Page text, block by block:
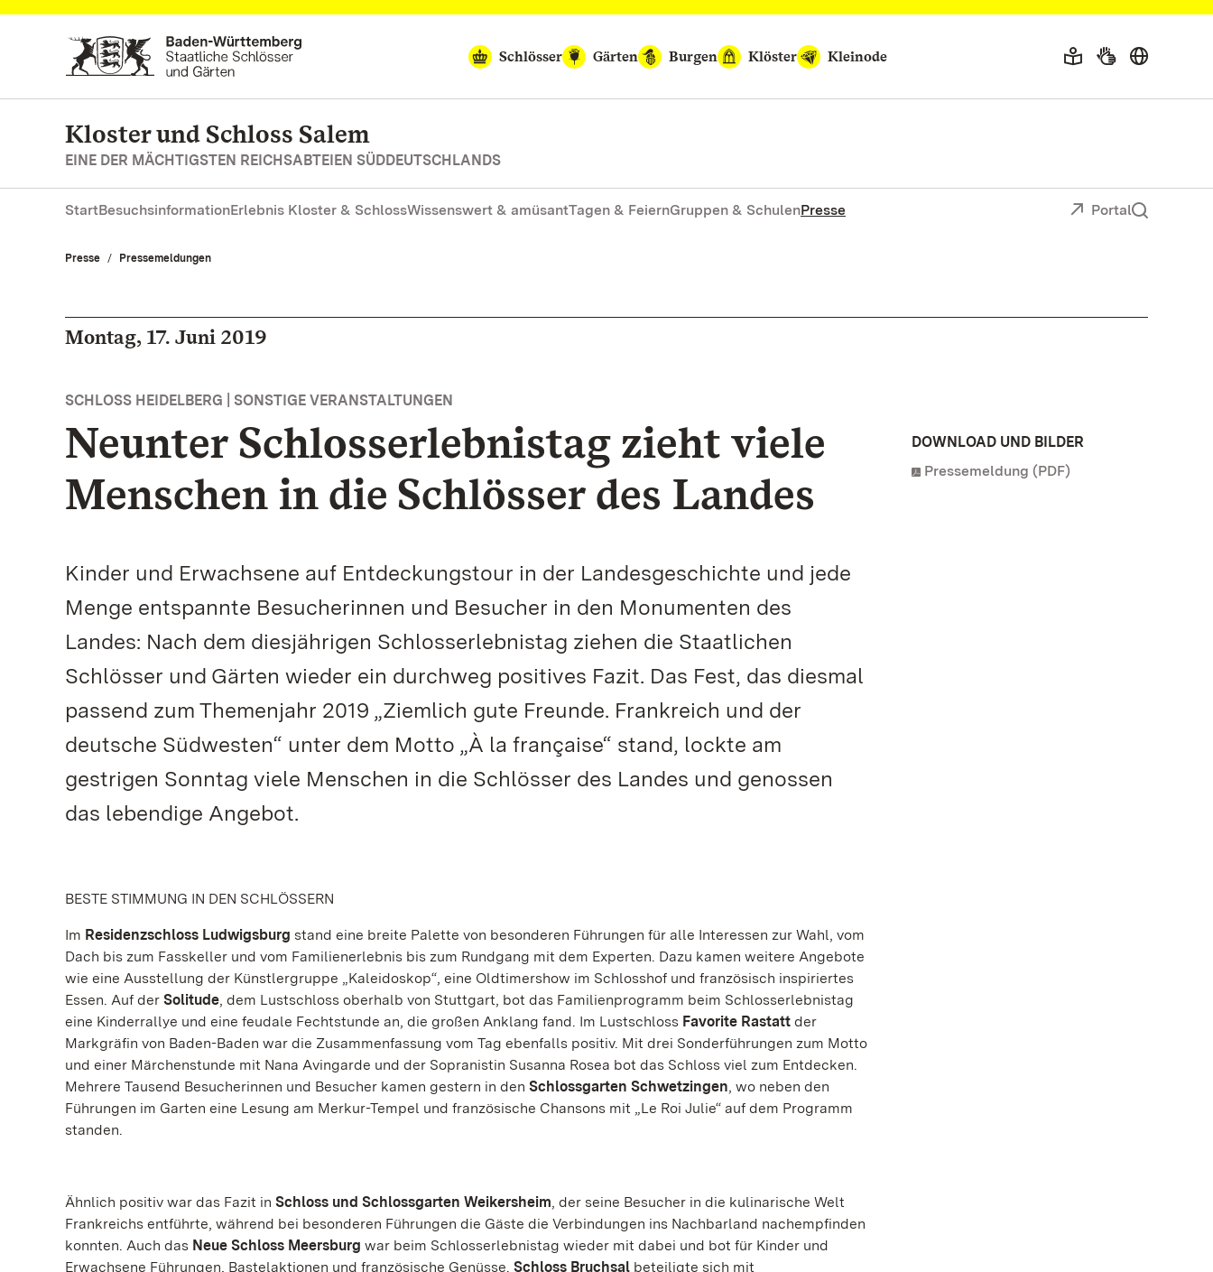
Zum Hauptinhalt springen
Schlösser
Gärten Burgen Klöster Kleinode
Kloster und Schloss Salem
EINE DER MÄCHTIGSTEN REICHSABTEIEN SÜDDEUTSCHLANDS
StartBesuchsinformationErlebnis Kloster & SchlossWissenswert & amüsantTagen & FeiernGruppen & SchulenPresse Portal
Presse Pressemeldungen
Montag, 17. Juni 2019
SCHLOSS HEIDELBERG | SONSTIGE VERANSTALTUNGEN
Neunter Schlosserlebnistag zieht viele
Menschen in die Schlösser des Landes
Kinder und Erwachsene auf Entdeckungstour in der Landesgeschichte und jede
Menge entspannte Besucherinnen und Besucher in den Monumenten des
Landes: Nach dem diesjährigen Schlosserlebnistag ziehen die Staatlichen
Schlösser und Gärten wieder ein durchweg positives Fazit. Das Fest, das diesmal
passend zum Themenjahr 2019 „Ziemlich gute Freunde. Frankreich und der
deutsche Südwesten“ unter dem Motto „À la française“ stand, lockte am
gestrigen Sonntag viele Menschen in die Schlösser des Landes und genossen
das lebendige Angebot.
BESTE STIMMUNG IN DEN SCHLÖSSERN
Im Residenzschloss Ludwigsburg stand eine breite Palette von besonderen Führungen für alle Interessen zur Wahl, vom
Dach bis zum Fasskeller und vom Familienerlebnis bis zum Rundgang mit dem Experten. Dazu kamen weitere Angebote
wie eine Ausstellung der Künstlergruppe „Kaleidoskop“, eine Oldtimershow im Schlosshof und französisch inspiriertes
Essen. Auf der Solitude, dem Lustschloss oberhalb von Stuttgart, bot das Familienprogramm beim Schlosserlebnistag
eine Kinderrallye und eine feudale Fechtstunde an, die großen Anklang fand. Im Lustschloss Favorite Rastatt der
Markgräfin von Baden-Baden war die Zusammenfassung vom Tag ebenfalls positiv. Mit drei Sonderführungen zum Motto
und einer Märchenstunde mit Nana Avingarde und der Sopranistin Susanna Rosea bot das Schloss viel zum Entdecken.
Mehrere Tausend Besucherinnen und Besucher kamen gestern in den Schlossgarten Schwetzingen, wo neben den
Führungen im Garten eine Lesung am Merkur-Tempel und französische Chansons mit „Le Roi Julie“ auf dem Programm
standen.
Ähnlich positiv war das Fazit in Schloss und Schlossgarten Weikersheim, der seine Besucher in die kulinarische Welt
Frankreichs entführte, während bei besonderen Führungen die Gäste die Verbindungen ins Nachbarland nachempfinden
konnten. Auch das Neue Schloss Meersburg war beim Schlosserlebnistag wieder mit dabei und bot für Kinder und
Erwachsene Führungen, Bastelaktionen und französische Genüsse. Schloss Bruchsal beteiligte sich mit
DOWNLOAD UND BILDER
Pressemeldung (PDF)